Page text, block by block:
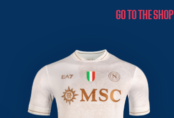
GO TO THE SHOP